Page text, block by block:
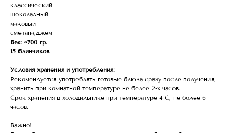
классический
шоколадный
маковый
сметана,джем
Вес ~700 гр.
15 блинчиков
Условия хранения и употребления:
Рекомендуется употреблять готовые блюда сразу после получения,
хранить при комнатной температуре не белее 2-х часов.
Срок хранения в холодильнике при температуре 4 С, не более 6
часов.
Важно!